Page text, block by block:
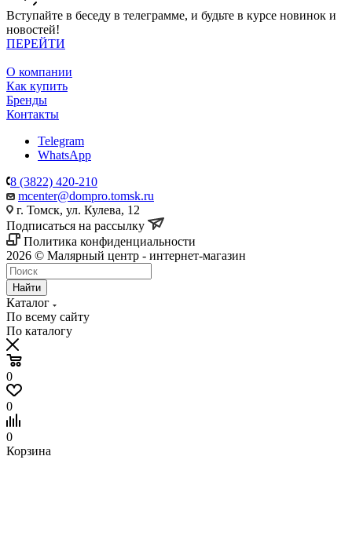
Вступайте в беседу в телеграмме, и будьте в курсе новинок и
новостей!
ПЕРЕЙТИ
О компании
Как купить
Бренды
Контакты
Telegram
WhatsApp
8 (3822) 420-210
mcenter@dompro.tomsk.ru
г. Томск, ул. Кулева, 12
Подписаться на рассылку
Политика конфиденциальности
2026 © Малярный центр - интернет-магазин
Найти
Каталог
По всему сайту
По каталогу
0
0
0
Корзина